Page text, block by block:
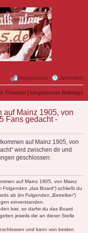
Anmelden
Registrieren
Themen | Ungelesene Beiträge
auf Mainz 1905, von
Fans gedacht -
auf Mainz 1905, von
wird zwischen dir und
geschlossen:
auf Mainz 1905, von Mainz
„das Board“) schließt du
ab (im Folgenden „Betreiber“)
einverstanden.
bist, so darfst du das Board
jeweils die an dieser Stelle
und kann von beiden